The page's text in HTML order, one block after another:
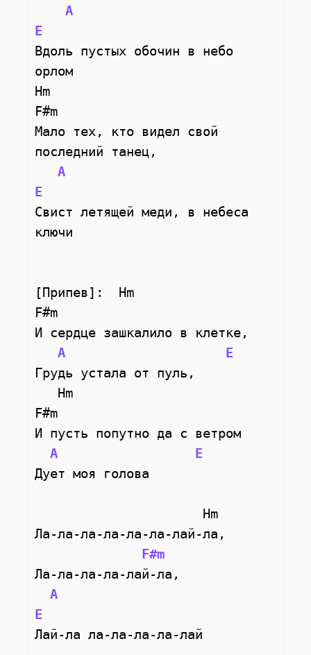
A
E
Вдоль пустых обочин в небо
орлом
Hm
F#m
Мало тех, кто видел свой
последний танец,
A
E
Свист летящей меди, в небеса
ключи
[Припев]:  Hm
F#m
И сердце зашкалило в клетке,
A
E
Грудь устала от пуль,
F#m
И пусть попутно да с ветром
A
E
Дует моя голова
                      Hm
Ла-ла-ла-ла-ла-ла-лай-ла,
F#m
Ла-ла-ла-ла-лай-ла,
A
E
Лай-ла ла-ла-ла-ла-лай